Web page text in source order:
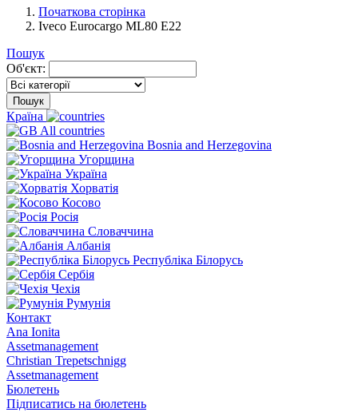
Початкова сторінка
Iveco Eurocargo ML80 E22
Пошук
Об'єкт:
Пошук
Країна
All countries
Bosnia and Herzegovina
Угорщина
Україна
Хорватія
Косово
Росія
Словаччина
Албанія
Республіка Білорусь
Сербія
Чехія
Румунія
Контакт
Ana Ionita
Assetmanagement
Christian Trepetschnigg
Assetmanagement
Бюлетень
Підписатись на бюлетень